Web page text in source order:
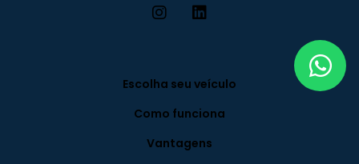
Escolha seu veículo
Como funciona
Vantagens